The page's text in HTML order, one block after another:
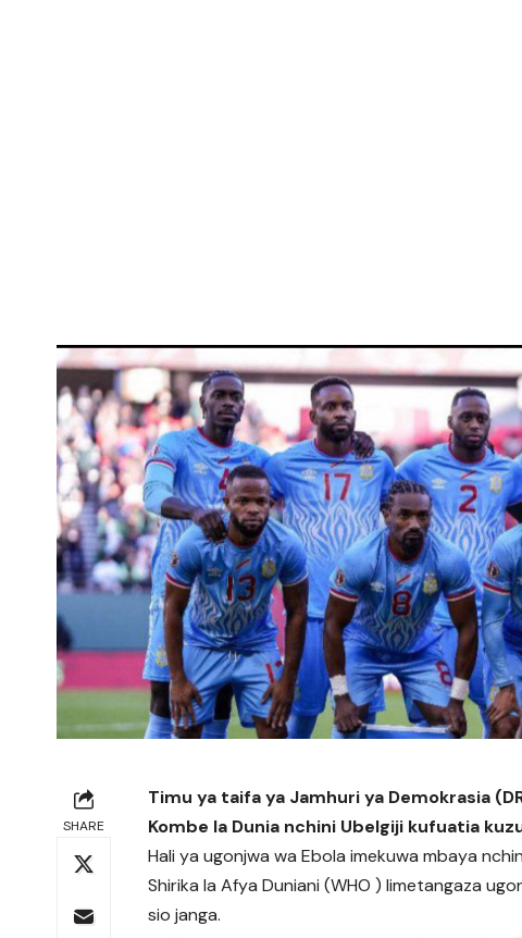
SHARE
Timu ya taifa ya Jamhuri ya Demokrasia
Kombe la Dunia nchini Ubelgiji kufuatia
Hali ya ugonjwa waEbola imekuwa mbaya
Shirika la Afya Duniani (WHO ) limetangaza
sio janga.